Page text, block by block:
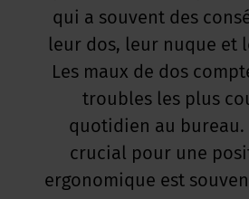
qui a souvent des
leur dos, leur nuque et
Les maux de dos
troubles les plus
quotidien au bureau.
crucial pour une
ergonomique est